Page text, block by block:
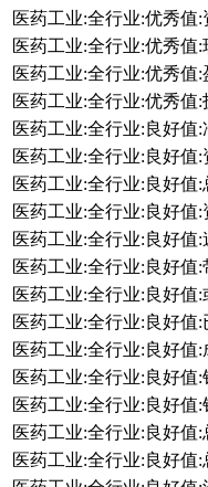
医药工业:全行业:优秀值
医药工业:全行业:优秀值
医药工业:全行业:优秀值
医药工业:全行业:优秀值
医药工业:全行业:良好值
医药工业:全行业:良好值
医药工业:全行业:良好值
医药工业:全行业:良好值
医药工业:全行业:良好值:
医药工业:全行业:良好值
医药工业:全行业:良好值
医药工业:全行业:良好值
医药工业:全行业:良好值
医药工业:全行业:良好值
医药工业:全行业:良好值
医药工业:全行业:良好值
医药工业:全行业:良好值